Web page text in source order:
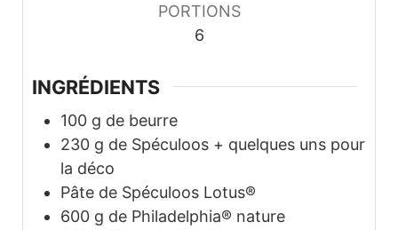
PORTIONS
6
INGRÉDIENTS
100 g de beurre
230 g de Spéculoos + quelques uns pour
la déco
Pâte de Spéculoos Lotus®
600 g de Philadelphia® nature